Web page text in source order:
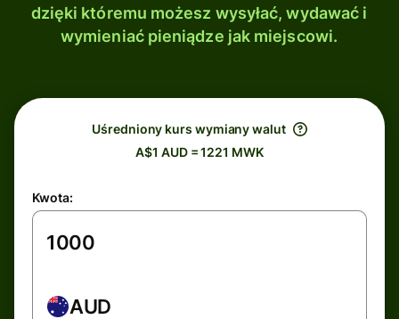
dzięki któremu możesz wysyłać, wydawać i
wymieniać pieniądze jak miejscowi.
Uśredniony kurs wymiany walut
A$1 AUD = 1221 MWK
Kwota:
AUD